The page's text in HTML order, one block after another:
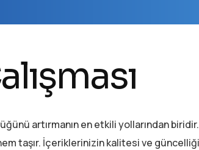
artırmanın en etkili yollarından
taşır. İçeriklerinizin kalitesi ve